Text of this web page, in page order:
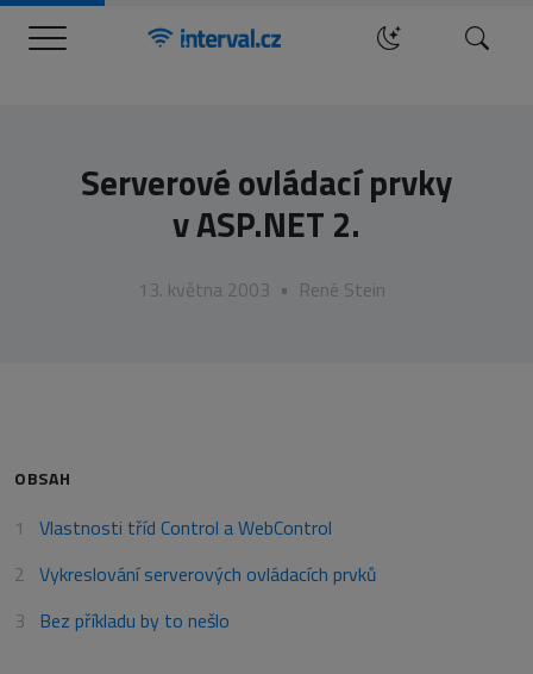
Menu Hledat
Serverové ovládací prvky
v ASP.NET 2.
13. května 2003 • René Stein
OBSAH
Vlastnosti tříd Control a WebControl
Vykreslování serverových ovládacích prvků
Bez příkladu by to nešlo